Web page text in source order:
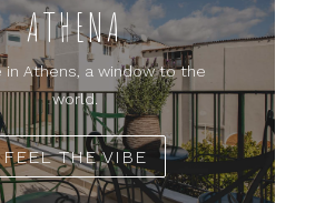
ATHENA
in Athens, a window to the
world.
FEEL THE VIBE